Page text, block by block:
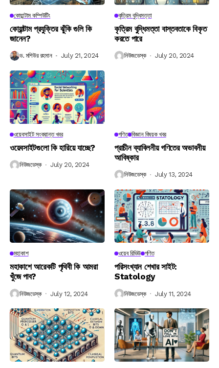
কোয়ান্টাম কম্পিউটিং
কোয়ান্টাম প্রযুক্তির ঝুঁকি গুলি কি
জানেন?
ড. মশিউর রহমান July 21, 2024
কৃত্রিম বুদ্ধিমত্তা
কৃত্রিম বুদ্ধিমত্তা বাস্তবতাকে বিকৃত
করতে পারে
নিউজডেস্ক July 20, 2024
ওয়েবসাইট সংক্রান্ত খবর
ওয়েবসাইটগুলো কি হারিয়ে যাচ্ছে?
নিউজডেস্ক July 20, 2024
গণিত বিজ্ঞান বিষয়ক খবর
প্রাচীন ব্যাবিলনীয় গণিতের অভাবনীয়
আবিষ্কার
নিউজডেস্ক July 13, 2024
মহাকাশ
মহাকাশে আরেকটি পৃথিবী কি আমরা
খুঁজে পাব?
নিউজডেস্ক July 12, 2024
ওয়েব রিভিউ গণিত
পরিসংখ্যান শেখার সাইট:
Statology
নিউজডেস্ক July 11, 2024